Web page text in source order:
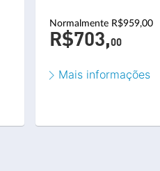
Normalmente R$959,00
R$703,00
Mais informações